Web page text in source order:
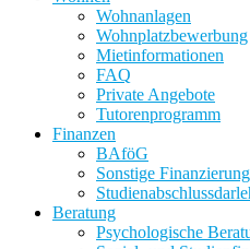
Wohnanlagen
Wohnplatzbewerbung
Mietinformationen
FAQ
Private Angebote
Tutorenprogramm
Finanzen
BAföG
Sonstige
Beratung
Psychologische